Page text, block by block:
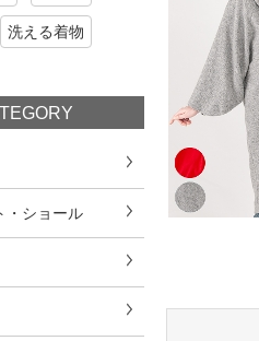
洗える着物
・ショール